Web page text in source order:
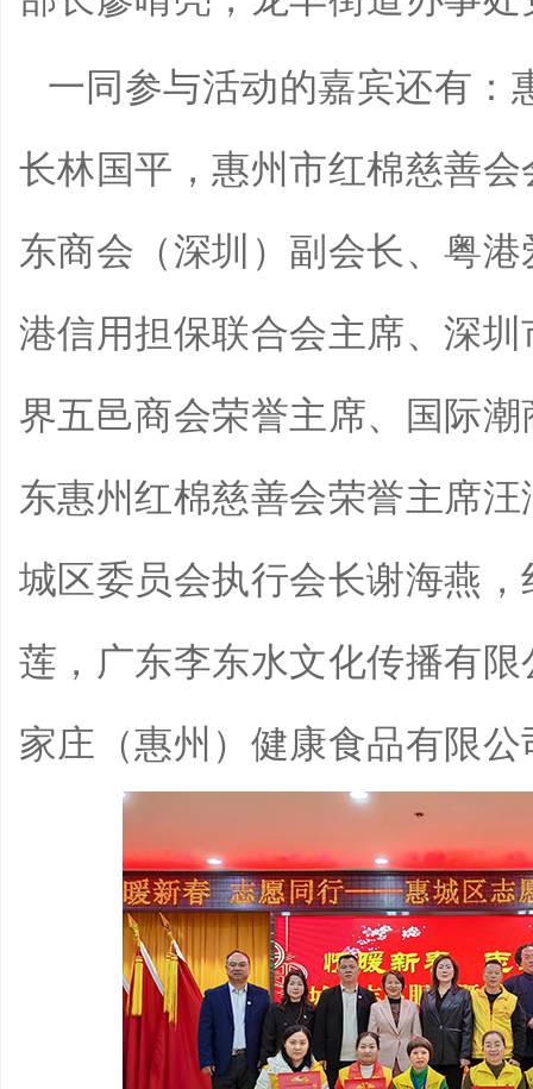
一同参与活动的嘉宾还有：
长林国平，惠州市红棉慈善
东商会（深圳）副会长、粤
港信用担保联合会主席、深
界五邑商会荣誉主席、国际
东惠州红棉慈善会荣誉主席
城区委员会执行会长谢海燕
莲，广东李东水文化传播有
家庄（惠州）健康食品有限